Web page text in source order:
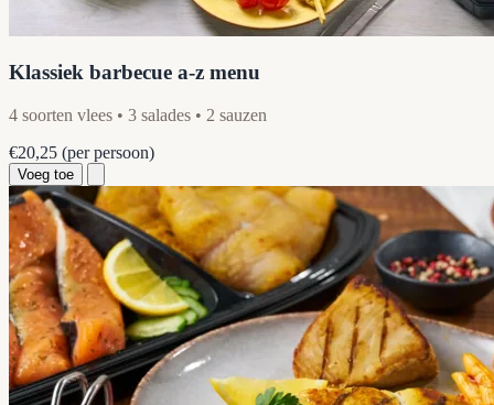
Klassiek barbecue a-z menu
4 soorten vlees • 3 salades • 2 sauzen
€20,25 (per persoon)
Voeg toe